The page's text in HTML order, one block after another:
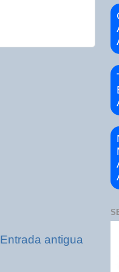
Entrada antigua